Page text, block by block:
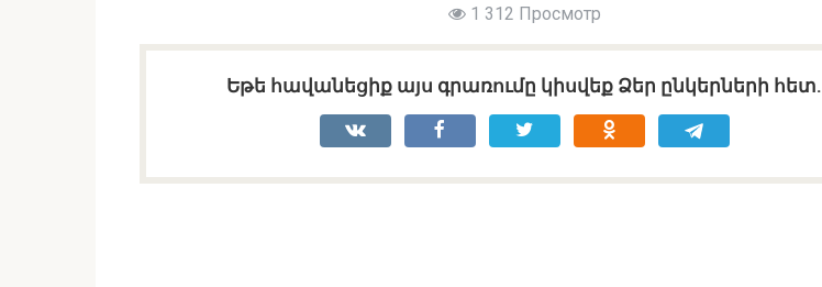
1 312 Просмотр
Եթե հավանեցիք այս գրառումը կիսվեք Ձեր ընկերների հետ.